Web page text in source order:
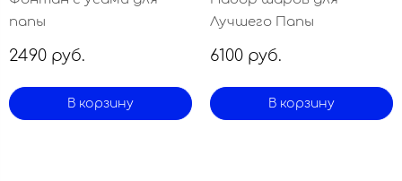
папы
2490 руб.
В корзину
Лучшего Папы
6100 руб.
В корзину